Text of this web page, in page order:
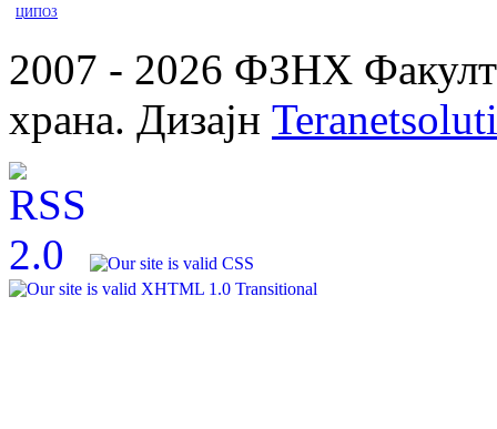
ЦИПОЗ
2007 - 2026 ФЗНХ
храна. Дизајн